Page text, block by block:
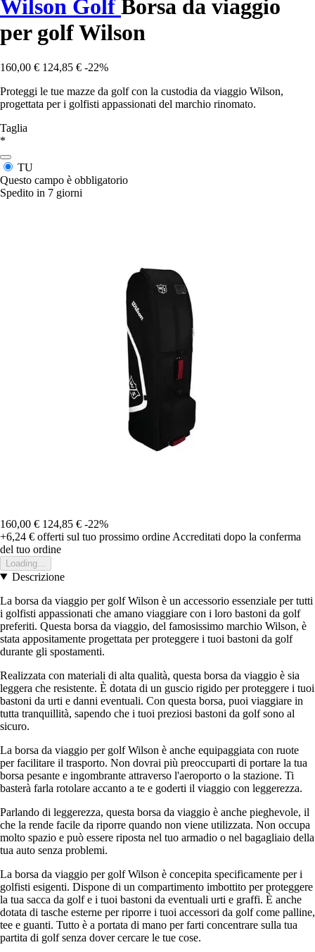
Wilson Golf Borsa da viaggio
per golf Wilson
160,00 € 124,85 € -22%
Proteggi le tue mazze da golf con la custodia da viaggio Wilson,
progettata per i golfisti appassionati del marchio rinomato.
Taglia
*
TU
Questo campo è obbligatorio
Spedito in 7 giorni
160,00 € 124,85 € -22%
+6,24 € offerti sul tuo prossimo ordine Accreditati dopo la conferma
del tuo ordine
Loading...
Descrizione
La borsa da viaggio per golf Wilson è un accessorio essenziale per tutti
i golfisti appassionati che amano viaggiare con i loro bastoni da golf
preferiti. Questa borsa da viaggio, del famosissimo marchio Wilson, è
stata appositamente progettata per proteggere i tuoi bastoni da golf
durante gli spostamenti.
Realizzata con materiali di alta qualità, questa borsa da viaggio è sia
leggera che resistente. È dotata di un guscio rigido per proteggere i tuoi
bastoni da urti e danni eventuali. Con questa borsa, puoi viaggiare in
tutta tranquillità, sapendo che i tuoi preziosi bastoni da golf sono al
sicuro.
La borsa da viaggio per golf Wilson è anche equipaggiata con ruote
per facilitare il trasporto. Non dovrai più preoccuparti di portare la tua
borsa pesante e ingombrante attraverso l'aeroporto o la stazione. Ti
basterà farla rotolare accanto a te e goderti il viaggio con leggerezza.
Parlando di leggerezza, questa borsa da viaggio è anche pieghevole, il
che la rende facile da riporre quando non viene utilizzata. Non occupa
molto spazio e può essere riposta nel tuo armadio o nel bagagliaio della
tua auto senza problemi.
La borsa da viaggio per golf Wilson è concepita specificamente per i
golfisti esigenti. Dispone di un compartimento imbottito per proteggere
la tua sacca da golf e i tuoi bastoni da eventuali urti e graffi. È anche
dotata di tasche esterne per riporre i tuoi accessori da golf come palline,
tee e guanti. Tutto è a portata di mano per farti concentrare sulla tua
partita di golf senza dover cercare le tue cose.